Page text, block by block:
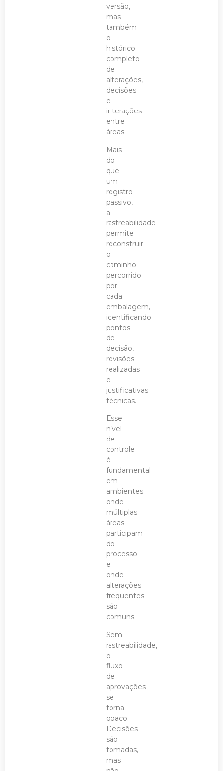
versão,
mas
também
o
histórico
completo
de
alterações,
decisões
e
interações
entre
áreas.
Mais
do
que
um
registro
passivo,
a
rastreabilidade
permite
reconstruir
o
caminho
percorrido
por
cada
embalagem,
identificando
pontos
de
decisão,
revisões
realizadas
e
justificativas
técnicas.
Esse
nível
de
controle
é
fundamental
em
ambientes
onde
múltiplas
áreas
participam
do
processo
e
onde
alterações
frequentes
são
comuns.
Sem
rastreabilidade,
o
fluxo
de
aprovações
se
torna
opaco.
Decisões
são
tomadas,
mas